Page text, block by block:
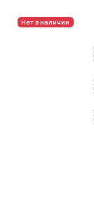
Нет в наличии